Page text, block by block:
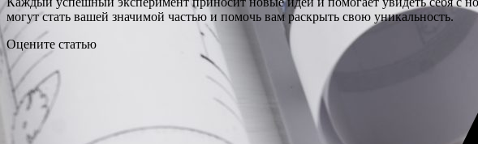
могут стать вашей значимой частью и помочь вам раскрыть свою уникальность.
Оцените статью